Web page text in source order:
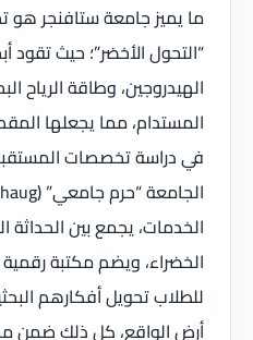
ما يميز جامعة ستافنجر هو
“التحول الأخضر”؛ حيث تقود
الهيدروجين، وطاقة الرياح
المستدام، مما يجعلها
في دراسة تخصصات
الخدمات، يجمع بين
الخضراء، ويضم مكتبة رقمية
للطلاب تحويل أفكارهم
أرض الواقع، كل ذلك ضمن